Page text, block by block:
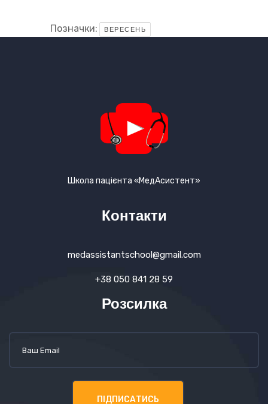
Позначки: ВЕРЕСЕНЬ
Школа пацієнта «МедАсистент»
Контакти
medassistantschool@gmail.com
+38 050 841 28 59
Розсилка